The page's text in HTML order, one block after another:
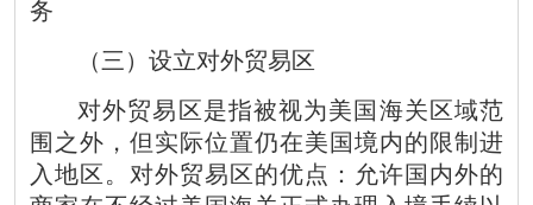
务
（三）设立对外贸易区
对外贸易区是指被视为美国海关区域范
围之外，但实际位置仍在美国境内的限制进
入地区。对外贸易区的优点：允许国内外的